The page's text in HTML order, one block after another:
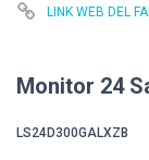
LINK WEB DEL
Monitor 24
LS24D300GALXZB